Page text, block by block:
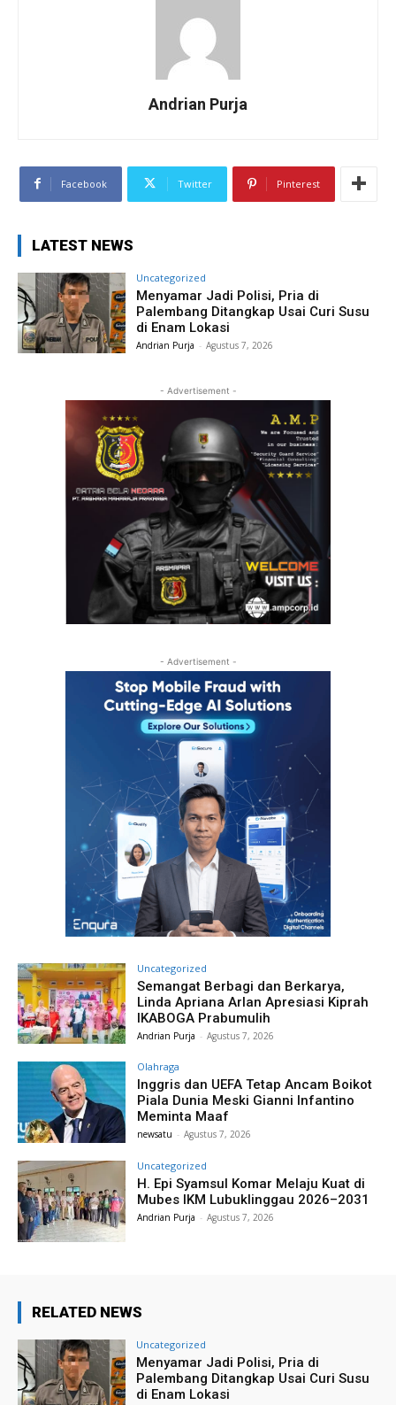
Andrian Purja
Facebook Twitter Pinterest
LATEST NEWS
Uncategorized
Menyamar Jadi Polisi, Pria di
Palembang Ditangkap Usai Curi Susu
di Enam Lokasi
Andrian Purja - Agustus 7, 2026
- Advertisement -
- Advertisement -
Uncategorized
Semangat Berbagi dan Berkarya,
Linda Apriana Arlan Apresiasi Kiprah
IKABOGA Prabumulih
Andrian Purja - Agustus 7, 2026
Olahraga
Inggris dan UEFA Tetap Ancam Boikot
Piala Dunia Meski Gianni Infantino
Meminta Maaf
newsatu - Agustus 7, 2026
Uncategorized
H. Epi Syamsul Komar Melaju Kuat di
Mubes IKM Lubuklinggau 2026–2031
Andrian Purja - Agustus 7, 2026
RELATED NEWS
Uncategorized
Menyamar Jadi Polisi, Pria di
Palembang Ditangkap Usai Curi Susu
di Enam Lokasi